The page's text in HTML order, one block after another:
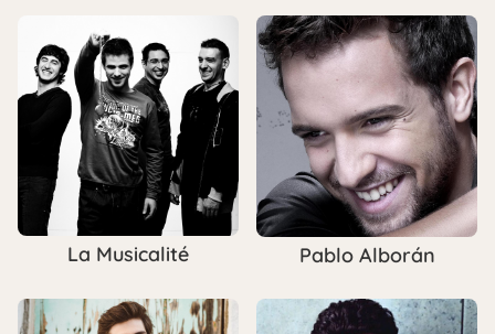
La Musicalité Pablo Alborán